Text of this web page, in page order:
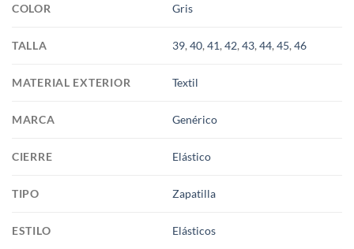
COLOR Gris
TALLA 39,40,41,42,43,44,45,46
MATERIAL EXTERIOR Textil
MARCA Genérico
CIERRE Elástico
TIPO Zapatilla
ESTILO Elásticos